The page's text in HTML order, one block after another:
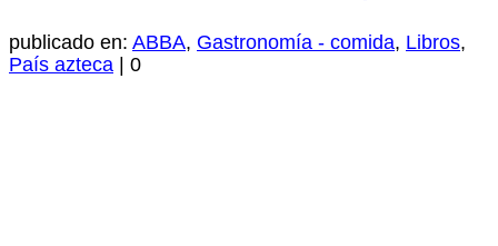
publicado en: ABBA, Gastronomía - comida, Libros,
País azteca
0